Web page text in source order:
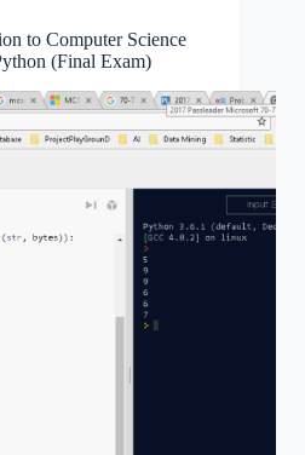
to Computer Science
(Final Exam)